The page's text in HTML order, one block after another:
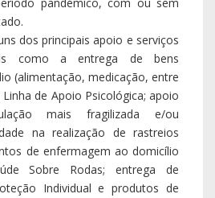
dos principais apoio e serviços
como a entrega de bens
(alimentação, medicação, entre
de Apoio Psicológica; apoio
mais fragilizada e/ou
na realização de rastreios
de enfermagem ao domicílio
Sobre Rodas; entrega de
Individual e produtos de